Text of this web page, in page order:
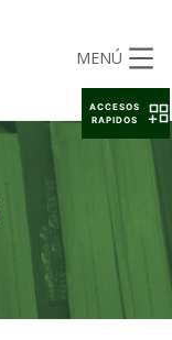
MENÚ
ACCESOS
RAPIDOS